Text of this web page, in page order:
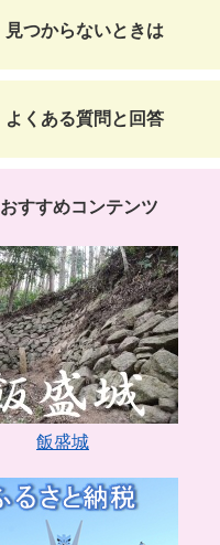
見つからないときは
よくある質問と回答
おすすめコンテンツ
飯盛城